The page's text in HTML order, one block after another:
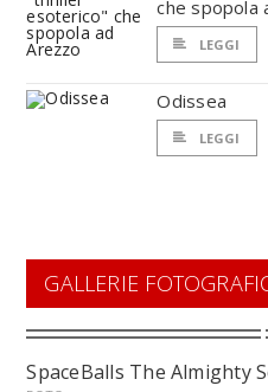
che spopola
LEGGI
Odissea
LEGGI
GALLERIE
SpaceBalls The Almighty